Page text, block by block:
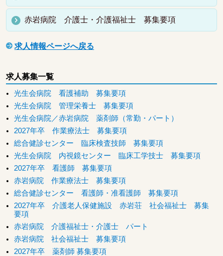
赤岩病院 介護士・介護福祉士 募集要項
求人情報ページへ戻る
求人募集一覧
光生会病院 看護補助 募集要項
光生会病院 管理栄養士 募集要項
光生会病院／赤岩病院 薬剤師（常勤・パート）
2027年卒 作業療法士 募集要項
総合健診センター 臨床検査技師 募集要項
光生会病院 内視鏡センター 臨床工学技士 募集要項
2027年卒 看護師 募集要項
赤岩病院 作業療法士 募集要項
総合健診センター 看護師・准看護師 募集要項
2027年卒 介護老人保健施設 赤岩荘 社会福祉士 募集
要項
赤岩病院 介護福祉士・介護士 パート
赤岩病院 社会福祉士 募集要項
2027年卒 薬剤師 募集要項